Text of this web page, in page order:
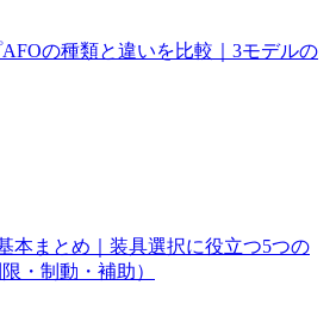
AFOの種類と違いを比較｜3モデルの
本まとめ｜装具選択に役立つ5つの
・制動・補助）